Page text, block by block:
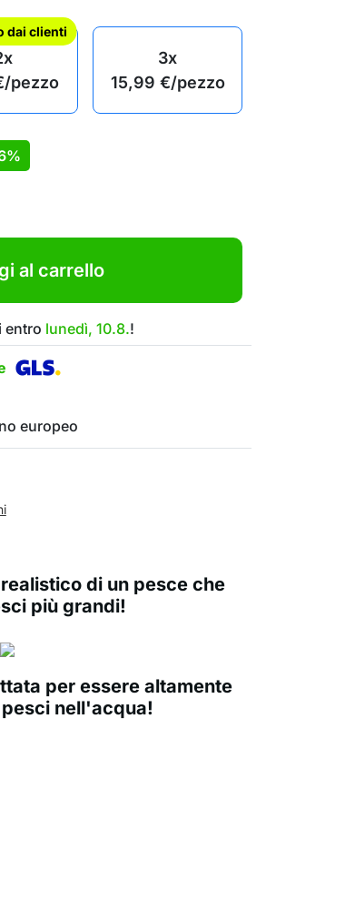
dai clienti
/pezzo
3x
15,99 €/pezzo
al carrello
entro lunedì, 10.8.!
europeo
di un pesce che
più grandi!
per essere altamente
nell'acqua!